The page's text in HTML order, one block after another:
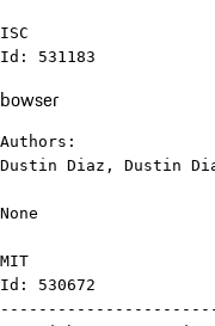
ISC
Id: 531183
bowser
Authors:
Dustin Diaz, Dustin
None
MIT
Id: 530672